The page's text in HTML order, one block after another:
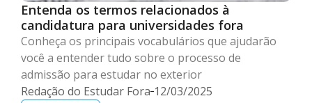
Entenda os termos relacionados à
candidatura para universidades fora
Conheça os principais vocabulários que ajudarão
você a entender tudo sobre o processo de
admissão para estudar no exterior
Redação do Estudar Fora 12/03/2025